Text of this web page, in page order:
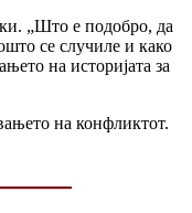
„Што е подобро, да
се случиле и како
на историјата за
на конфликтот.